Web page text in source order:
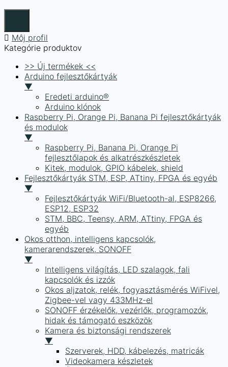
Môj profil
Kategórie produktov
>> Új termékek <<
Arduino fejlesztőkártyák
▼
Eredeti arduino®
Arduino klónok
Raspberry Pi, Orange Pi, Banana Pi fejlesztőkártyák
és modulok
▼
Raspberry Pi, Banana Pi, Orange Pi
fejlesztőlapok és alkatrészkészletek
Kitek, modulok, GPIO kábelek, shield
Fejlesztőkártyák STM, ESP, ATtiny, FPGA és egyéb
▼
Fejlesztőkártyák WiFi/Bluetooth-al, ESP8266,
ESP12, ESP32
STM, BBC, Teensy, ARM, ATtiny, FPGA és
egyéb
Okos otthon, intelligens kapcsolók,
kamerarendszerek, SONOFF
▼
Intelligens világítás, LED szalagok, fali
kapcsolók és izzók
Okos aljzatok, relék, fogyasztásmérés WiFivel,
Zigbee-vel vagy 433MHz-el
SONOFF érzékelők, vezérlők, programozók,
hidak és támogató eszközök
Kamera és biztonsági rendszerek
▼
Szerverek, HDD, kábelezés, matricák
Videokamera készletek